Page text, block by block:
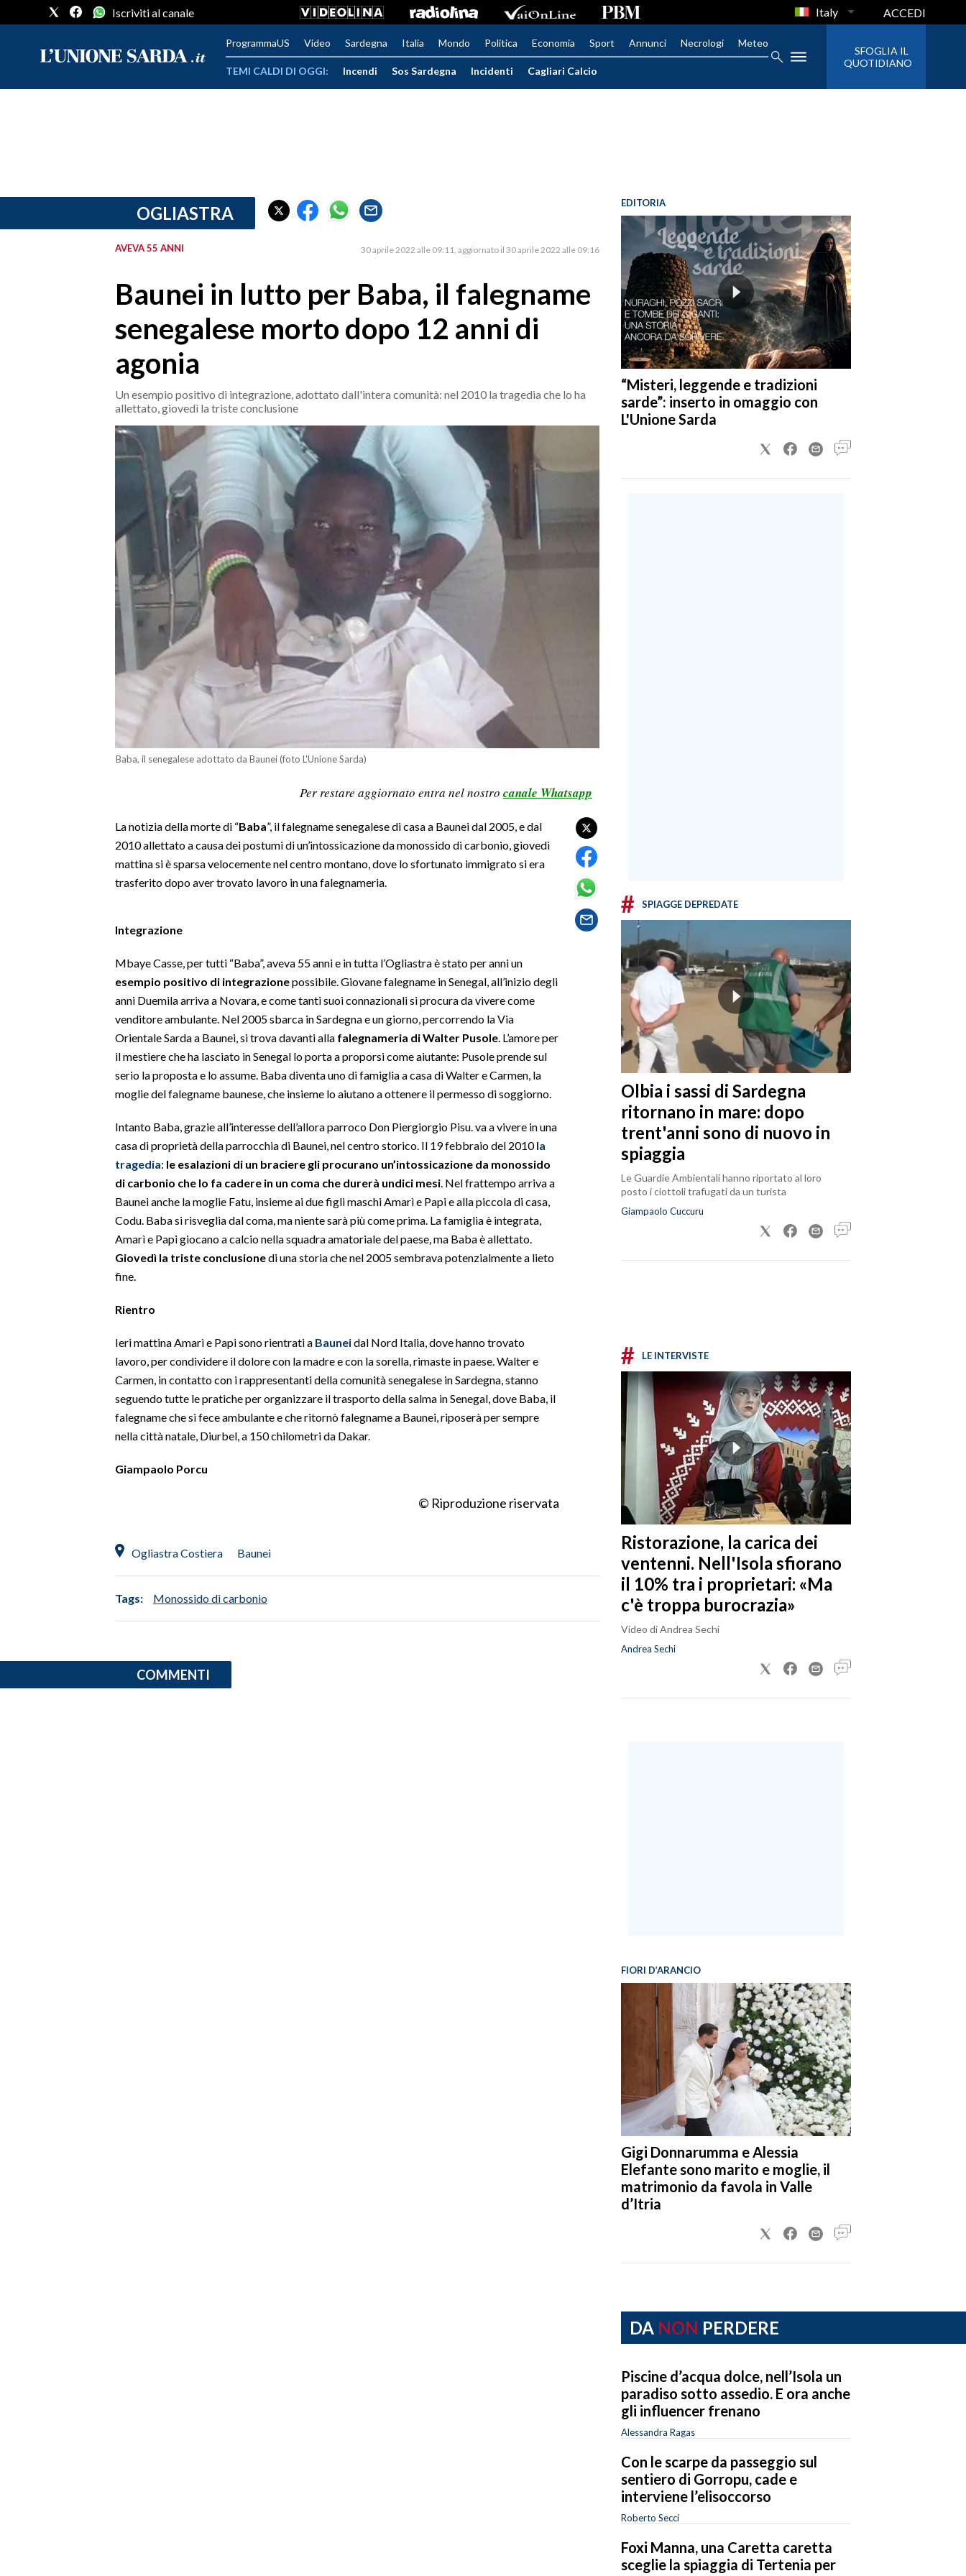
PROVINCIA DI CAGLIARI
Iscriviti al canale Italy ACCEDI
ProgrammaUS Video Sardegna Italia Mondo Politica Economia Sport Annunci Necrologi Meteo
TEMI CALDI DI OGGI: Incendi Sos Sardegna Incidenti Cagliari Calcio
SFOGLIA IL
QUOTIDIANO
OGLIASTRA
AVEVA 55 ANNI 30 aprile 2022 alle 09:11 aggiornato il 30 aprile 2022 alle 09:16
Baunei in lutto per Baba, il falegname
senegalese morto dopo 12 anni di
agonia
Un esempio positivo di integrazione, adottato dall'intera comunità: nel 2010 la tragedia che lo ha
allettato, giovedì la triste conclusione
Baba, il senegalese adottato da Baunei (foto L'Unione Sarda)
Per restare aggiornato entra nel nostro canale Whatsapp
La notizia della morte di “Baba”, il falegname senegalese di casa a Baunei dal 2005, e dal
2010 allettato a causa dei postumi di un’intossicazione da monossido di carbonio, giovedì
mattina si è sparsa velocemente nel centro montano, dove lo sfortunato immigrato si era
trasferito dopo aver trovato lavoro in una falegnameria.
Integrazione
Mbaye Casse, per tutti “Baba”, aveva 55 anni e in tutta l’Ogliastra è stato per anni un
esempio positivo di integrazionepossibile. Giovane falegname in Senegal, all’inizio degli
anni Duemila arriva a Novara, e come tanti suoi connazionali si procura da vivere come
venditore ambulante. Nel 2005 sbarca in Sardegna e un giorno, percorrendo la Via
Orientale Sarda a Baunei, si trova davanti alla falegnameria di Walter Pusole. L’amore per
il mestiere che ha lasciato in Senegal lo porta a proporsi come aiutante: Pusole prende sul
serio la proposta e lo assume. Baba diventa uno di famiglia a casa di Walter e Carmen, la
moglie del falegname baunese, che insieme lo aiutano a ottenere il permesso di soggiorno.
Intanto Baba, grazie all’interesse dell’allora parroco Don Piergiorgio Pisu. va a vivere in una
casa di proprietà della parrocchia di Baunei, nel centro storico. Il 19 febbraio del 2010la
tragedia: le esalazioni di un braciere gli procurano un’intossicazione da monossido
di carbonio che lo fa cadere in un coma che durerà undici mesi. Nel frattempo arriva a
Baunei anche la moglie Fatu, insieme ai due figli maschi Amarì e Papi e alla piccola di casa,
Codu. Baba si risveglia dal coma, ma niente sarà più come prima. La famiglia è integrata,
Amarì e Papi giocano a calcio nella squadra amatoriale del paese, ma Baba è allettato.
Giovedì la triste conclusionedi una storia che nel 2005 sembrava potenzialmente a lieto
fine.
Rientro
Ieri mattina Amarì e Papi sono rientrati a Bauneidal Nord Italia, dove hanno trovato
lavoro, per condividere il dolore con la madre e con la sorella, rimaste in paese. Walter e
Carmen, in contatto con i rappresentanti della comunità senegalese in Sardegna, stanno
seguendo tutte le pratiche per organizzare il trasporto della salma in Senegal, dove Baba, il
falegname che si fece ambulante e che ritornò falegname a Baunei, riposerà per sempre
nella città natale, Diurbel, a 150 chilometri da Dakar.
Giampaolo Porcu
© Riproduzione riservata
Ogliastra Costiera Baunei
Tags: Monossido di carbonio
COMMENTI
EDITORIA
“Misteri, leggende e tradizioni
sarde”: inserto in omaggio con
L'Unione Sarda
# SPIAGGE DEPREDATE
Olbia i sassi di Sardegna
ritornano in mare: dopo
trent'anni sono di nuovo in
spiaggia
Le Guardie Ambientali hanno riportato al loro
posto i ciottoli trafugati da un turista
Giampaolo Cuccuru
# LE INTERVISTE
Ristorazione, la carica dei
ventenni. Nell'Isola sfiorano
il 10% tra i proprietari: «Ma
c'è troppa burocrazia»
Video di Andrea Sechi
Andrea Sechi
FIORI D’ARANCIO
Gigi Donnarumma e Alessia
Elefante sono marito e moglie, il
matrimonio da favola in Valle
d’Itria
DA NON PERDERE
Piscine d’acqua dolce, nell’Isola un
paradiso sotto assedio. E ora anche
gli influencer frenano
Alessandra Ragas
Con le scarpe da passeggio sul
sentiero di Gorropu, cade e
interviene l’elisoccorso
Roberto Secci
Foxi Manna, una Caretta caretta
sceglie la spiaggia di Tertenia per